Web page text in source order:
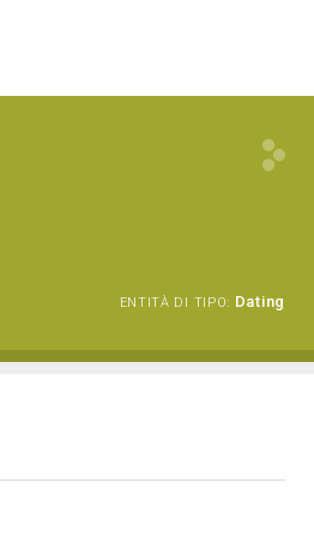
ENTITÀ DI TIPO: Dating